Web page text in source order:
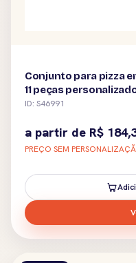
Conjunto para pizza
11 peças
ID: S46991
a partir de R$
PREÇO SEM